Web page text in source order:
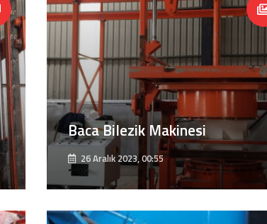
Baca Bilezik Makinesi
26 Aralık 2023, 00:55